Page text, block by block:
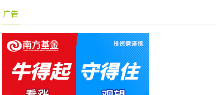
广告